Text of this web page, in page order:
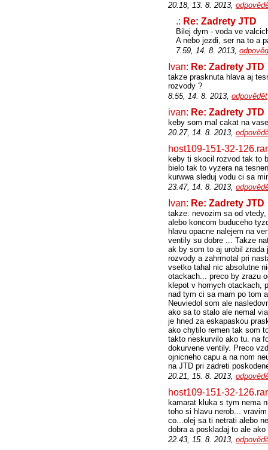
20.18, 13. 8. 2013,
.: Re: Zadrety JTD
Bilej dym - voda ve
A nebo jezdi, ser na to a
7.59, 14. 8. 2013,
Ivan: Re: Zadrety JTD
takze prasknuta hlava aj
rozvody ?
8.55, 14. 8. 2013, odpovědět
ivan: Re: Zadrety JTD
keby som mal cakat na
20.27, 14. 8. 2013,
host109-151-32-
keby ti skocil rozvod tak to
bielo tak to vyzera na
kurwwa sleduj vodu ci sa
23.47, 14. 8. 2013,
Ivan: Re: Zadrety JTD
takze: nevozim sa od
alebo koncom buduceho
hlavu opacne nalejem na
ventily su dobre ... Takze
ak by som to aj urobil zrada
rozvody a zahrmotal pri
vsetko tahal nic absolutne
otackach... preco by zrazu
klepot v hornych otackach,
nad tym ci sa mam po tom
Neuviedol som ale
ako sa to stalo ale nemal
je hned za eskapaskou
ako chytilo remen tak som
takto neskurvilo ako tu. na
dokurvene ventily. Preco
ojnicneho capu a na nom
na JTD pri zadreti
20.21, 15. 8. 2013,
host109-151-32-
kamarat kluka s tym nema
toho si hlavu nerob...
co...olej sa ti netrati alebo
dobra a poskladaj to ale
22.43, 15. 8. 2013,